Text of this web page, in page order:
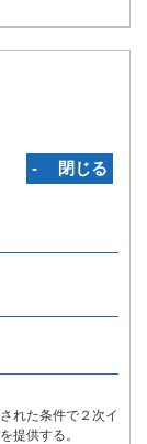
‐ 閉じる
れた条件で２次イ
提供する。